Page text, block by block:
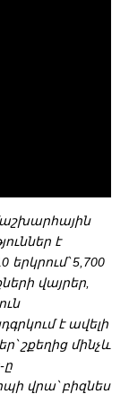
է
5,700
վայրեր,
է ավելի
շքեղից մինչև
ը
վրա՝ բիզնես